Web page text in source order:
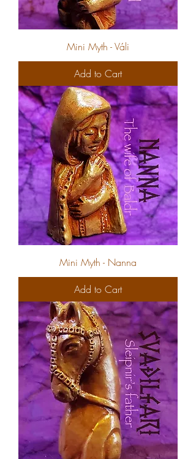
Mini Myth - Váli
Add to Cart
Mini Myth - Nanna
Add to Cart